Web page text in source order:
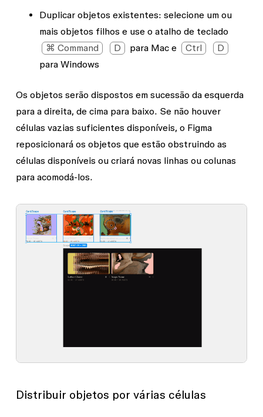
Duplicar objetos existentes: selecione um ou
mais objetos filhos e use o atalho de teclado
⌘ Command
D para Mac e Ctrl
D
para Windows
Os objetos serão dispostos em sucessão da esquerda
para a direita, de cima para baixo. Se não houver
células vazias suficientes disponíveis, o Figma
reposicionará os objetos que estão obstruindo as
células disponíveis ou criará novas linhas ou colunas
para acomodá-los.
Distribuir objetos por várias células